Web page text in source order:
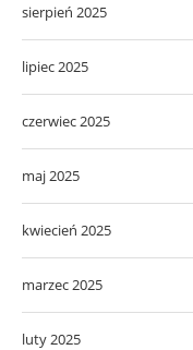
sierpień 2025
lipiec 2025
czerwiec 2025
maj 2025
kwiecień 2025
marzec 2025
luty 2025